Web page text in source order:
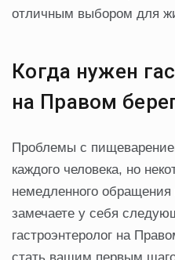
отличным выбором для
Когда нужен
на Правом
Проблемы с
каждого человека, но
немедленного
замечаете у себя
гастроэнтеролог на